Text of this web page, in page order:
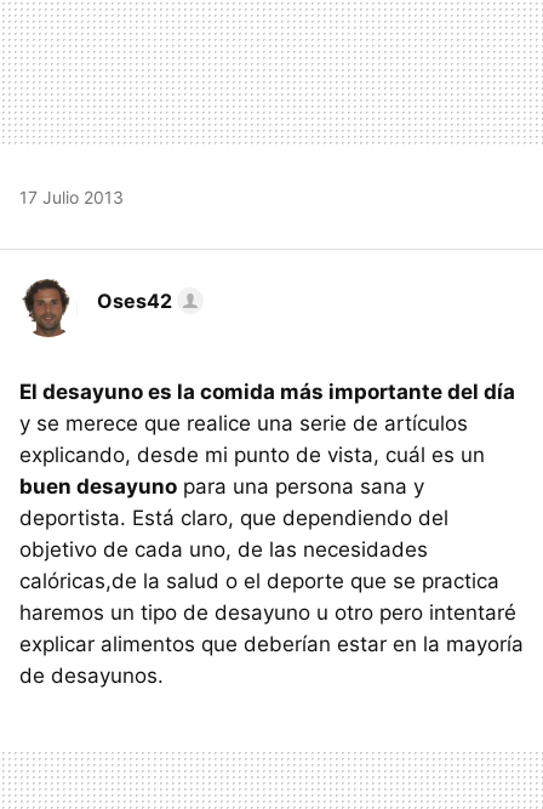
17 Julio 2013
Oses42
El desayuno es la comida más importante del día
y se merece que realice una serie de artículos
explicando, desde mi punto de vista, cuál es un
buen desayuno para una persona sana y
deportista. Está claro, que dependiendo del
objetivo de cada uno, de las necesidades
calóricas,de la salud o el deporte que se practica
haremos un tipo de desayuno u otro pero intentaré
explicar alimentos que deberían estar en la mayoría
de desayunos.